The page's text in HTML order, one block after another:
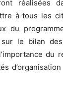
réalisées
à tous les
du
le bilan
du